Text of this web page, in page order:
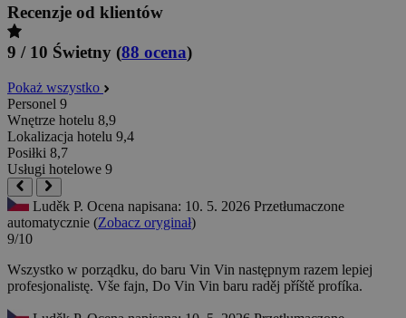
Recenzje od klientów
9 / 10 Świetny (88 ocena)
Pokaż wszystko
Personel 9
Wnętrze hotelu 8,9
Lokalizacja hotelu 9,4
Posiłki 8,7
Usługi hotelowe 9
Luděk P. Ocena napisana: 10. 5. 2026 Przetłumaczone
automatycznie (Zobacz oryginał)
9/10
Wszystko w porządku, do baru Vin Vin następnym razem lepiej
profesjonalistę. Vše fajn, Do Vin Vin baru raděj příště profíka.